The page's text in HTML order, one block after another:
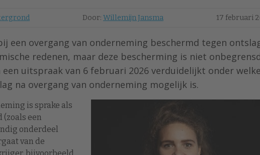
Door: Willemijn Jansma 17 februari
een overgang van onderneming beschermd tegen
redenen, maar deze bescherming is niet
een uitspraak van 6 februari 2026 verduidelijkt onder welke
na overgang van onderneming mogelijk is.
is sprake als
(zoals een
onderdeel
van de